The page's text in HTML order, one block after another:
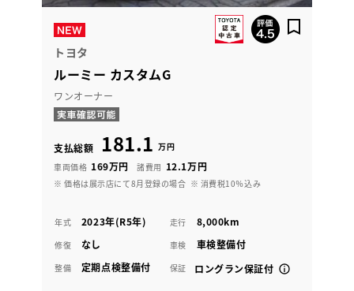
トヨタ
ルーミー カスタムG
ワンオーナー
支払総額 181.1 万円
車両価格 169万円 諸費用 12.1万円
※ 価格は展示店にて8月登録の場合 ※ 消費税10％込み
年式 2023年(R5年) 走行 8,000km
修復 なし 車検 車検整備付
整備 定期点検整備付 保証 ロングラン保証付